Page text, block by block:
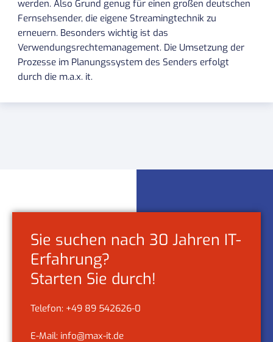
werden. Also Grund genug für einen großen deutschen
Fernsehsender, die eigene Streamingtechnik zu
erneuern. Besonders wichtig ist das
Verwendungsrechtemanagement. Die Umsetzung der
Prozesse im Planungssystem des Senders erfolgt
durch die m.a.x. it.
Sie suchen nach 30 Jahren IT-
Erfahrung?
Starten Sie durch!
Telefon: +49 89 542626-0
E-Mail: info@max-it.de